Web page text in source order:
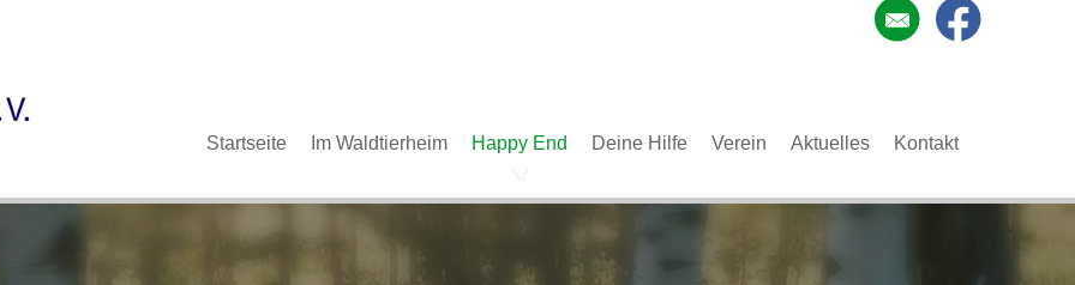
Navigation
überspringen
Startseite Im Waldtierheim Happy End Deine Hilfe Verein Aktuelles Kontakt